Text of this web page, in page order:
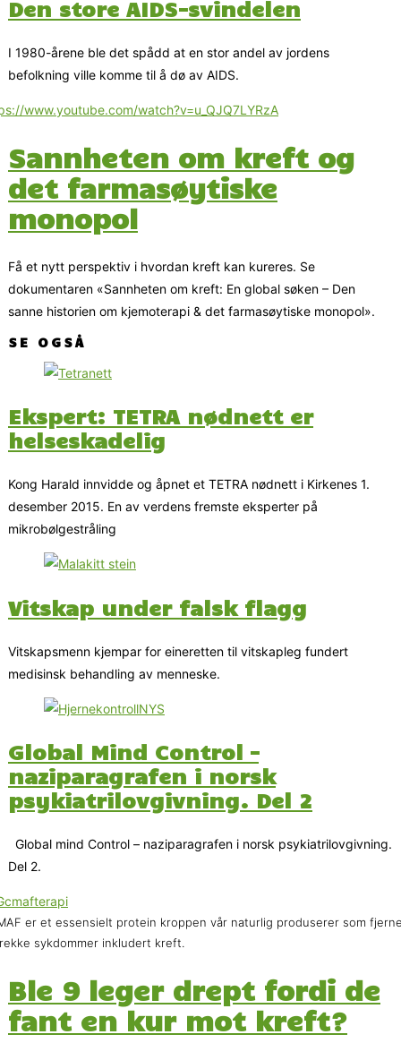
Den store AIDS-svindelen
I 1980-årene ble det spådd at en stor andel av jordens
befolkning ville komme til å dø av AIDS.
www.youtube.com/watch?v=u_QJQ7LYRzA
Sannheten om kreft og
det farmasøytiske
monopol
Få et nytt perspektiv i hvordan kreft kan kureres. Se
dokumentaren «Sannheten om kreft: En global søken – Den
sanne historien om kjemoterapi & det farmasøytiske monopol».
SE OGSÅ
Ekspert: TETRA nødnett er
helseskadelig
Kong Harald innvidde og åpnet et TETRA nødnett i Kirkenes 1.
desember 2015. En av verdens fremste eksperter på
mikrobølgestråling
Vitskap under falsk flagg
Vitskapsmenn kjempar for eineretten til vitskapleg fundert
medisinsk behandling av menneske.
Global Mind Control –
naziparagrafen i norsk
psykiatrilovgivning. Del 2
Global mind Control – naziparagrafen i norsk psykiatrilovgivning.
Del 2.
er et essensielt protein kroppen vår naturlig produserer som
sykdommer inkludert kreft.
Ble 9 leger drept fordi de
fant en kur mot kreft?